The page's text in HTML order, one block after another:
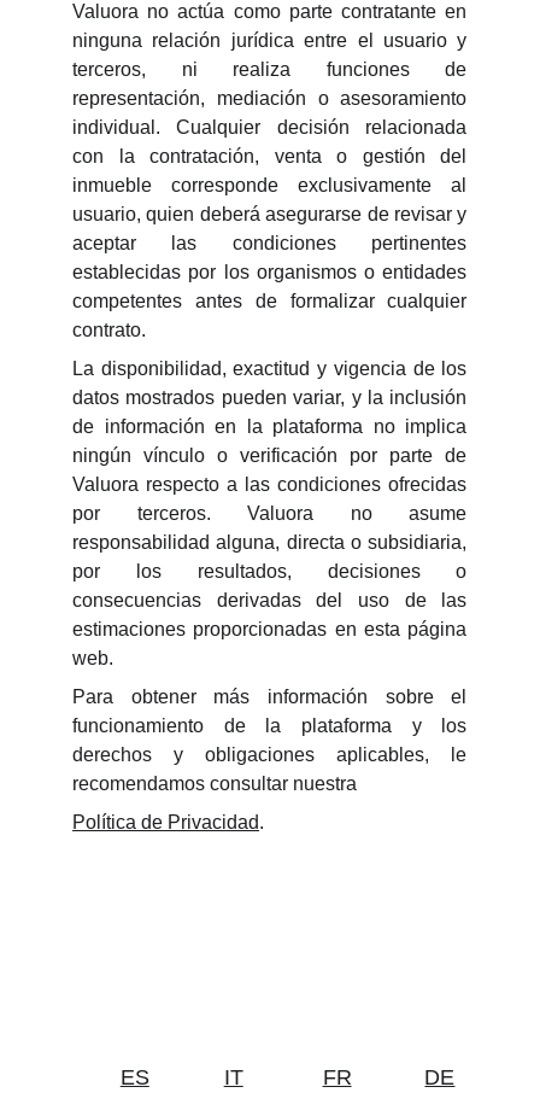
Valuora no actúa como parte contratante en
ninguna relación jurídica entre el usuario y
terceros, ni realiza funciones de
representación, mediación o asesoramiento
individual. Cualquier decisión relacionada
con la contratación, venta o gestión del
inmueble corresponde exclusivamente al
usuario, quien deberá asegurarse de revisar y
aceptar las condiciones pertinentes
establecidas por los organismos o entidades
competentes antes de formalizar cualquier
contrato.
La disponibilidad, exactitud y vigencia de los
datos mostrados pueden variar, y la inclusión
de información en la plataforma no implica
ningún vínculo o verificación por parte de
Valuora respecto a las condiciones ofrecidas
por terceros. Valuora no asume
responsabilidad alguna, directa o subsidiaria,
por los resultados, decisiones o
consecuencias derivadas del uso de las
estimaciones proporcionadas en esta página
web.
Para obtener más información sobre el
funcionamiento de la plataforma y los
derechos y obligaciones aplicables, le
recomendamos consultar nuestra
Política de Privacidad.
ES IT FR DE